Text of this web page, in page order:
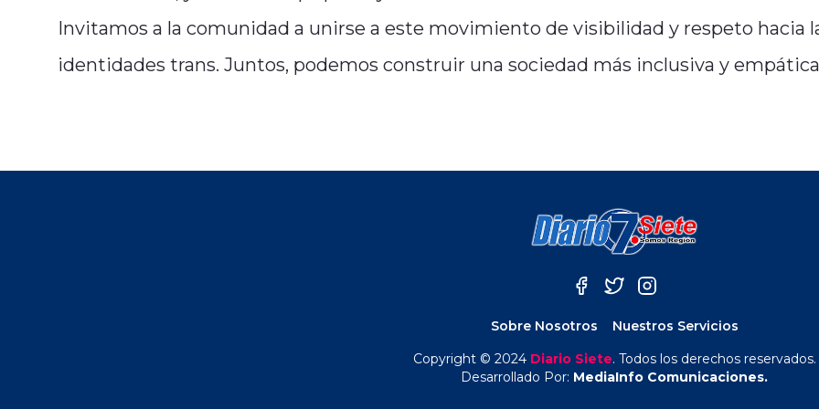
Invitamos a la comunidad a unirse a este movimiento de visibilidad y respeto hacia
identidades trans. Juntos, podemos construir una sociedad más inclusiva y
Sobre Nosotros
Nuestros Servicios
Copyright © 2024 Diario Siete. Todos los derechos reservados.
Desarrollado Por: MediaInfo Comunicaciones.